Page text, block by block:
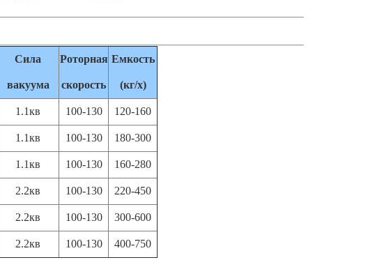
Сила
вакуума
Роторная
скорость
Емкость
(кг/х)
1.1кв 100-130 120-160
1.1кв 100-130 180-300
1.1кв 100-130 160-280
2.2кв 100-130 220-450
2.2кв 100-130 300-600
2.2кв 100-130 400-750